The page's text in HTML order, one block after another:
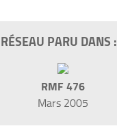
RÉSEAU PARU DANS :
RMF 476
Mars 2005